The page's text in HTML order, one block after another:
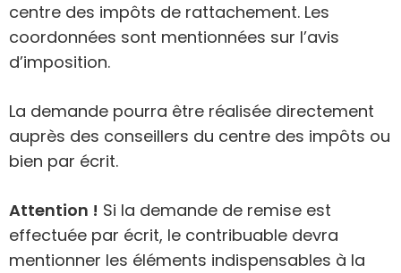
centre des impôts de rattachement. Les
coordonnées sont mentionnées sur l’avis
d’imposition.
La demande pourra être réalisée directement
auprès des conseillers du centre des impôts ou
bien par écrit.
Attention ! Si la demande de remise est
effectuée par écrit, le contribuable devra
mentionner les éléments indispensables à la